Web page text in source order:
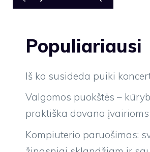
Populiariausi
Iš ko susideda puiki
Valgomos puokštės –
praktiška dovana
Kompiuterio paruošimas: